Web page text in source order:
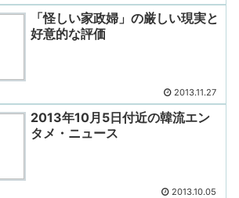
「怪しい家政婦」の厳しい現実と
好意的な評価
2013.11.27
2013年10月5日付近の韓流エン
タメ・ニュース
2013.10.05